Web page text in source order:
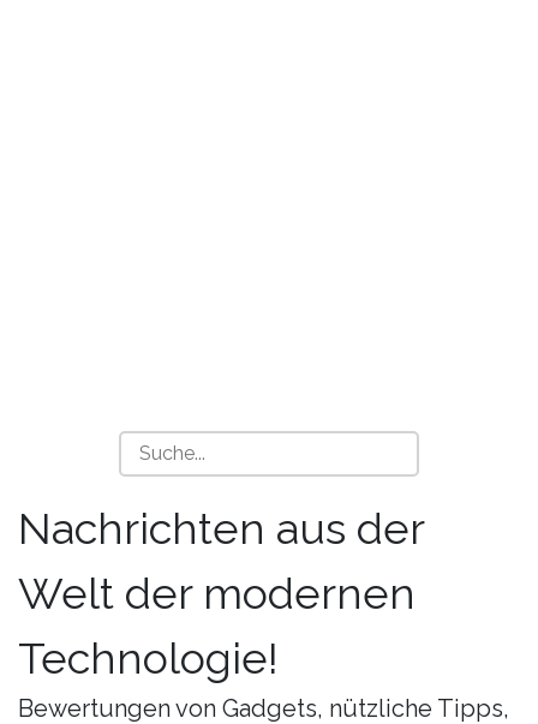
Nachrichten aus der
Welt der modernen
Technologie!
Bewertungen von Gadgets, nützliche Tipps,